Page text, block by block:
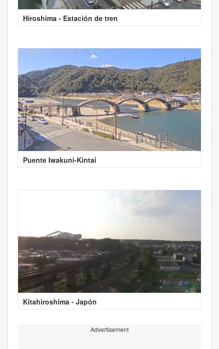
Hiroshima - Estación de tren
Puente Iwakuni-Kintai
Kitahiroshima - Japón
Advertisement